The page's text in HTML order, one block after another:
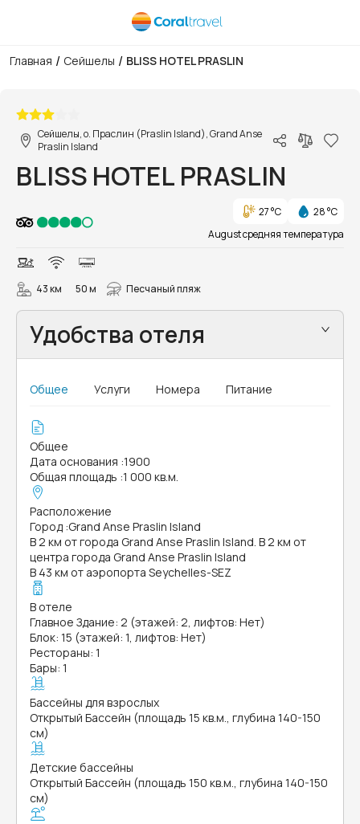
Главная / Сейшелы / BLISS HOTEL PRASLIN
Сейшелы, о. Праслин (Praslin Island), Grand Anse
Praslin Island
BLISS HOTEL PRASLIN
27 °C
28 °C
August средняя температура
43 км 50 м Песчаный пляж
Удобства отеля
Общее Услуги Номера Питание
Общее
Дата основания :1900
Общая площадь :1 000 кв.м.
Расположение
Город :Grand Anse Praslin Island
В 2 км от города Grand Anse Praslin Island. В 2 км от
центра города Grand Anse Praslin Island
В 43 км от аэропорта Seychelles-SEZ
В отеле
Главное Здание: 2 (этажей: 2, лифтов: Нет)
Блок: 15 (этажей: 1, лифтов: Нет)
Рестораны: 1
Бары: 1
Бассейны для взрослых
Открытый Бассейн (площадь 15 кв.м., глубина 140-150
см)
Детские бассейны
Открытый Бассейн (площадь 150 кв.м., глубина 140-150
см)